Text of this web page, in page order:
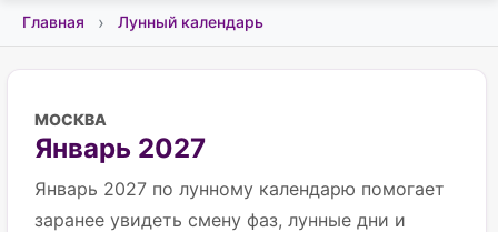
Главная Лунный календарь
МОСКВА
Январь 2027
Январь 2027 по лунному календарю помогает
заранее увидеть смену фаз, лунные дни и